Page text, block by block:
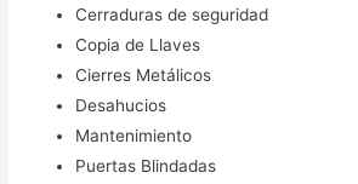
Cerraduras de seguridad
Copia de Llaves
Cierres Metálicos
Desahucios
Mantenimiento
Puertas Blindadas